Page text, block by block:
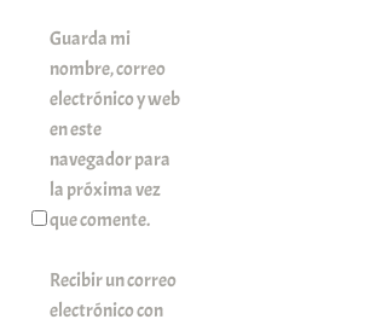
Guarda mi
nombre, correo
electrónico y web
en este
navegador para
la próxima vez
que comente.
Recibir un correo
electrónico con